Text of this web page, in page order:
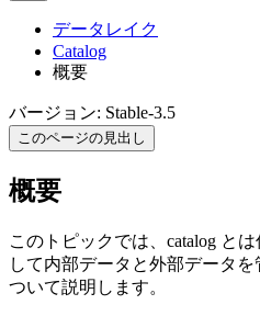
データレイク
Catalog
概要
バージョン: Stable-3.5
このページの見出し
概要
このトピックでは、catalog と
して内部データと外部データ
ついて説明します。